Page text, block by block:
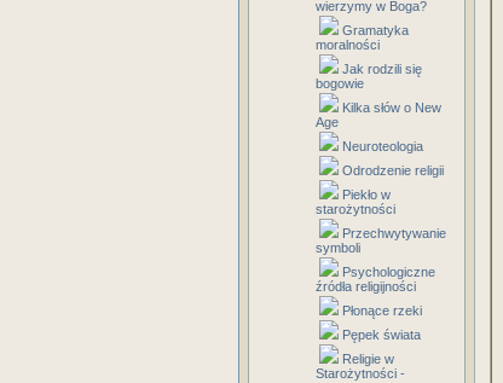
wierzymy w Boga?
Gramatyka
moralności
Jak rodzili się
bogowie
Kilka słów o New
Age
Neuroteologia
Odrodzenie religii
Piekło w
starożytności
Przechwytywanie
symboli
Psychologiczne
źródła religijności
Płonące rzeki
Pępek świata
Religie w
Starożytności -